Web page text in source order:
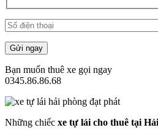
Gửi ngay
Bạn muốn thuê xe gọi ngay
0345.86.86.68
Những chiếc xe tự lái cho thuê tại